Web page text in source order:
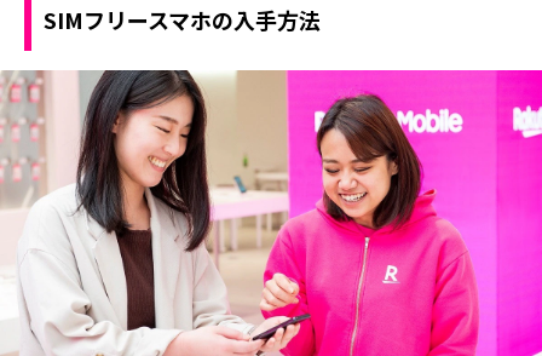
SIMフリースマホの入手方法